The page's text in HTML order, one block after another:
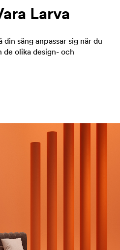
Larva
säng anpassar sig när du
olika design- och